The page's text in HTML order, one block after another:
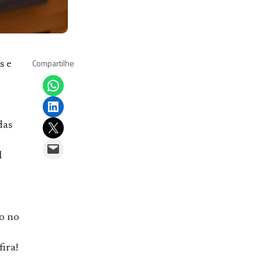
e
no
Compartilhe
Share on WhatsApp
Share on LinkedIn
Email this Page
Email this Page